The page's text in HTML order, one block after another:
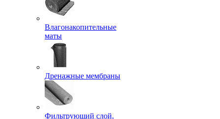
Влагонакопительные
маты
Дренажные мембраны
Фильтрующий слой,